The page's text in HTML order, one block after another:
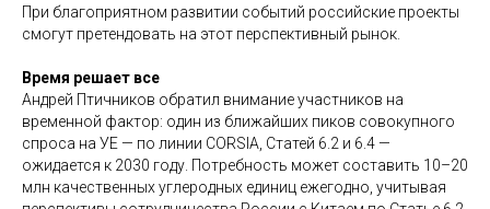
При благоприятном развитии событий российские проекты
смогут претендовать на этот перспективный рынок.
Время решает все
Андрей Птичников обратил внимание участников на
временной фактор: один из ближайших пиков совокупного
спроса на УЕ — по линии CORSIA, Статей 6.2 и 6.4 —
ожидается к 2030 году. Потребность может составить 10–20
млн качественных углеродных единиц ежегодно, учитывая